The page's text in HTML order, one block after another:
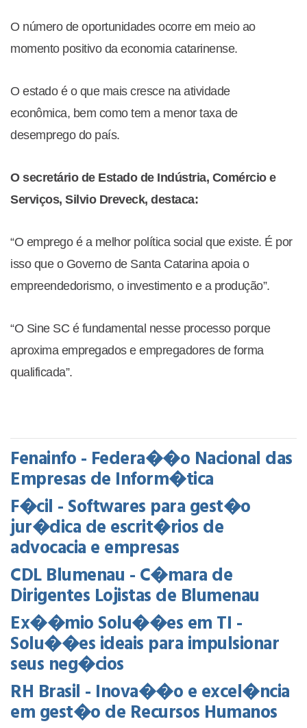
O número de oportunidades ocorre em meio ao
momento positivo da economia catarinense.
O estado é o que mais cresce na atividade
econômica, bem como tem a menor taxa de
desemprego do país.
O secretário de Estado de Indústria, Comércio e
Serviços, Silvio Dreveck, destaca:
“O emprego é a melhor política social que existe. É por
isso que o Governo de Santa Catarina apoia o
empreendedorismo, o investimento e a produção”.
“O Sine SC é fundamental nesse processo porque
aproxima empregados e empregadores de forma
qualificada”.
Fenainfo - Federa��o Nacional das
Empresas de Inform�tica
F�cil - Softwares para gest�o
jur�dica de escrit�rios de
advocacia e empresas
CDL Blumenau - C�mara de
Dirigentes Lojistas de Blumenau
Ex��mio Solu��es em TI -
Solu��es ideais para impulsionar
seus neg�cios
RH Brasil - Inova��o e excel�ncia
em gest�o de Recursos Humanos